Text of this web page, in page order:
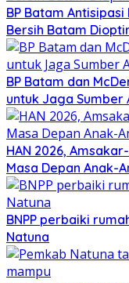
BP Batam
Bersih Batam
BP Batam dan
untuk Jaga Sumber
HAN 2026,
Masa Depan Anak-
BNPP perbaiki
Natuna